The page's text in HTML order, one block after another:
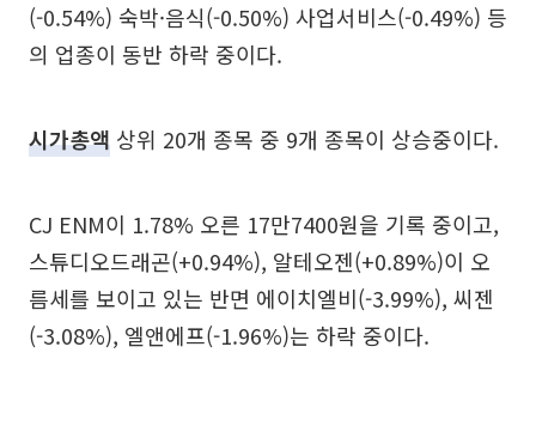
(-0.54%) 숙박·음식(-0.50%) 사업서비스(-0.49%) 등
의 업종이 동반 하락 중이다.
시가총액 상위 20개 종목 중 9개 종목이 상승중이다.
CJ ENM이 1.78% 오른 17만7400원을 기록 중이고,
스튜디오드래곤(+0.94%), 알테오젠(+0.89%)이 오
름세를 보이고 있는 반면 에이치엘비(-3.99%), 씨젠
(-3.08%), 엘앤에프(-1.96%)는 하락 중이다.